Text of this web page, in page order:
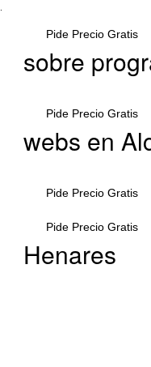
Pide Precio Gratis
Pide Precio Gratis
Pide Precio Gratis
Pide Precio Gratis
sobre
webs en
Henares